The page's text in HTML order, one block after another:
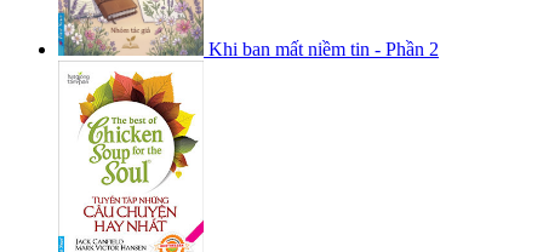
Khi ban mất niềm tin - Phần 2